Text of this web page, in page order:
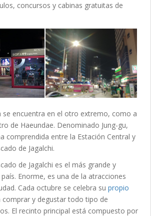
concursos y cabinas gratuitas de
se encuentra en el otro extremo, como a
de Haeundae. Denominado Jung-gu,
comprendida entre la Estación Central y
de Jagalchi.
de Jagalchi es el más grande y
Enorme, es una de la atracciones
Cada octubre se celebra su propio
comprar y degustar todo tipo de
El recinto principal está compuesto por